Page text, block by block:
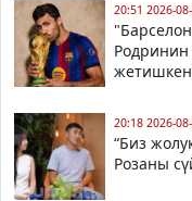
20:51 2026-
20:18 2026-
“Биз
Розаны